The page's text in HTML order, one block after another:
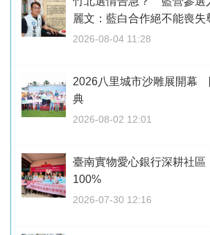
麗文：藍白合作絕不能喪失
2026-08-04 11:28
2026八里城市沙雕展開幕
典
2026-08-02 12:01
臺南實物愛心銀行深耕社
100%
2026-07-30 12:16